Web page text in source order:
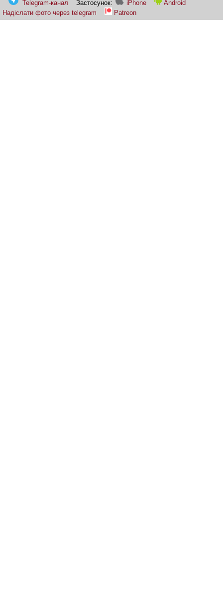
Telegram-канал Застосунок: iPhone
Android
Надіслати фото через telegram
Patreon